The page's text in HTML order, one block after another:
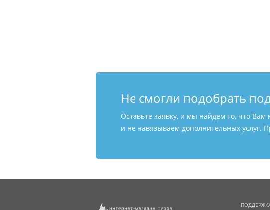
Не смогли подобрать
Оставьте заявку, и мы найдем то, что
и не навязываем дополнительных услуг.